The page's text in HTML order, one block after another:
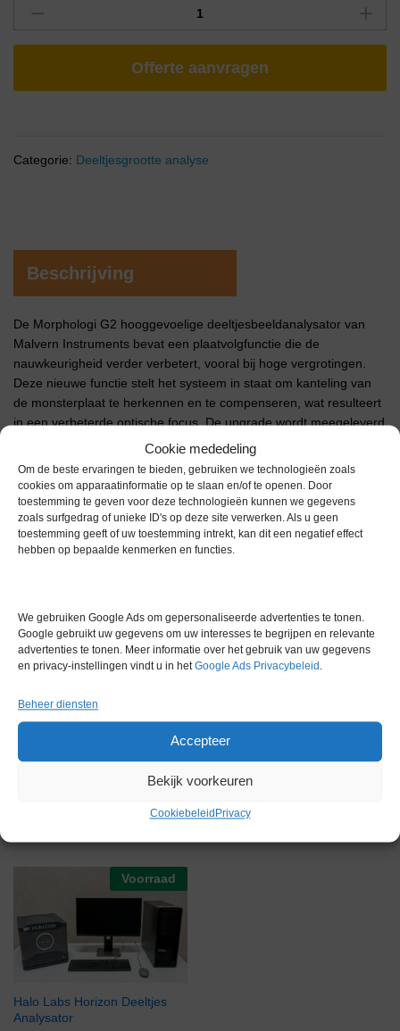
Cookie mededeling
Om de beste ervaringen te bieden, gebruiken we technologieën zoals
cookies om apparaatinformatie op te slaan en/of te openen. Door
toestemming te geven voor deze technologieën kunnen we gegevens
zoals surfgedrag of unieke ID's op deze site verwerken. Als u geen
toestemming geeft of uw toestemming intrekt, kan dit een negatief effect
hebben op bepaalde kenmerken en functies.
We gebruiken Google Ads om gepersonaliseerde advertenties te tonen.
Google gebruikt uw gegevens om uw interesses te begrijpen en relevante
advertenties te tonen. Meer informatie over het gebruik van uw gegevens
en privacy-instellingen vindt u in hetGoogle Ads Privacybeleid .
Beheer diensten
Accepteer
Bekijk voorkeuren
Cookiebeleid Privacy
Offerte aanvragen
Categorie: Deeltjesgrootte analyse
Beschrijving
De Morphologi G2 hooggevoelige deeltjesbeeldanalysator van
Malvern Instruments bevat een plaatvolgfunctie die de
nauwkeurigheid verder verbetert, vooral bij hoge vergrotingen.
Deze nieuwe functie stelt het systeem in staat om kanteling van
de monsterplaat te herkennen en te compenseren, wat resulteert
in een verbeterde optische focus. De upgrade wordt meegeleverd
bij elke nieuwe aankoop en is gratis voor bestaande Morphologi
Extra informatie
Conditie Gebruikt in goede conditie
Garantie 1 maand
Voorraad
Halo Labs Horizon Deeltjes
Analysator